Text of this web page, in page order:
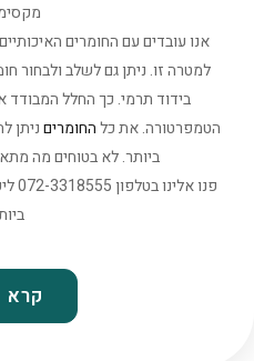
אנו עובדים עם החומרים
למטרה זו. ניתן גם לשלב ולבחור
בידוד תרמי. כך החלל המבודד
הטמפרטורה. את כלהחומריםניתן
ביותר. לא בטוחים מה
קרא